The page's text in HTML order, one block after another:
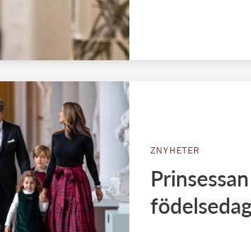
ZNYHETER